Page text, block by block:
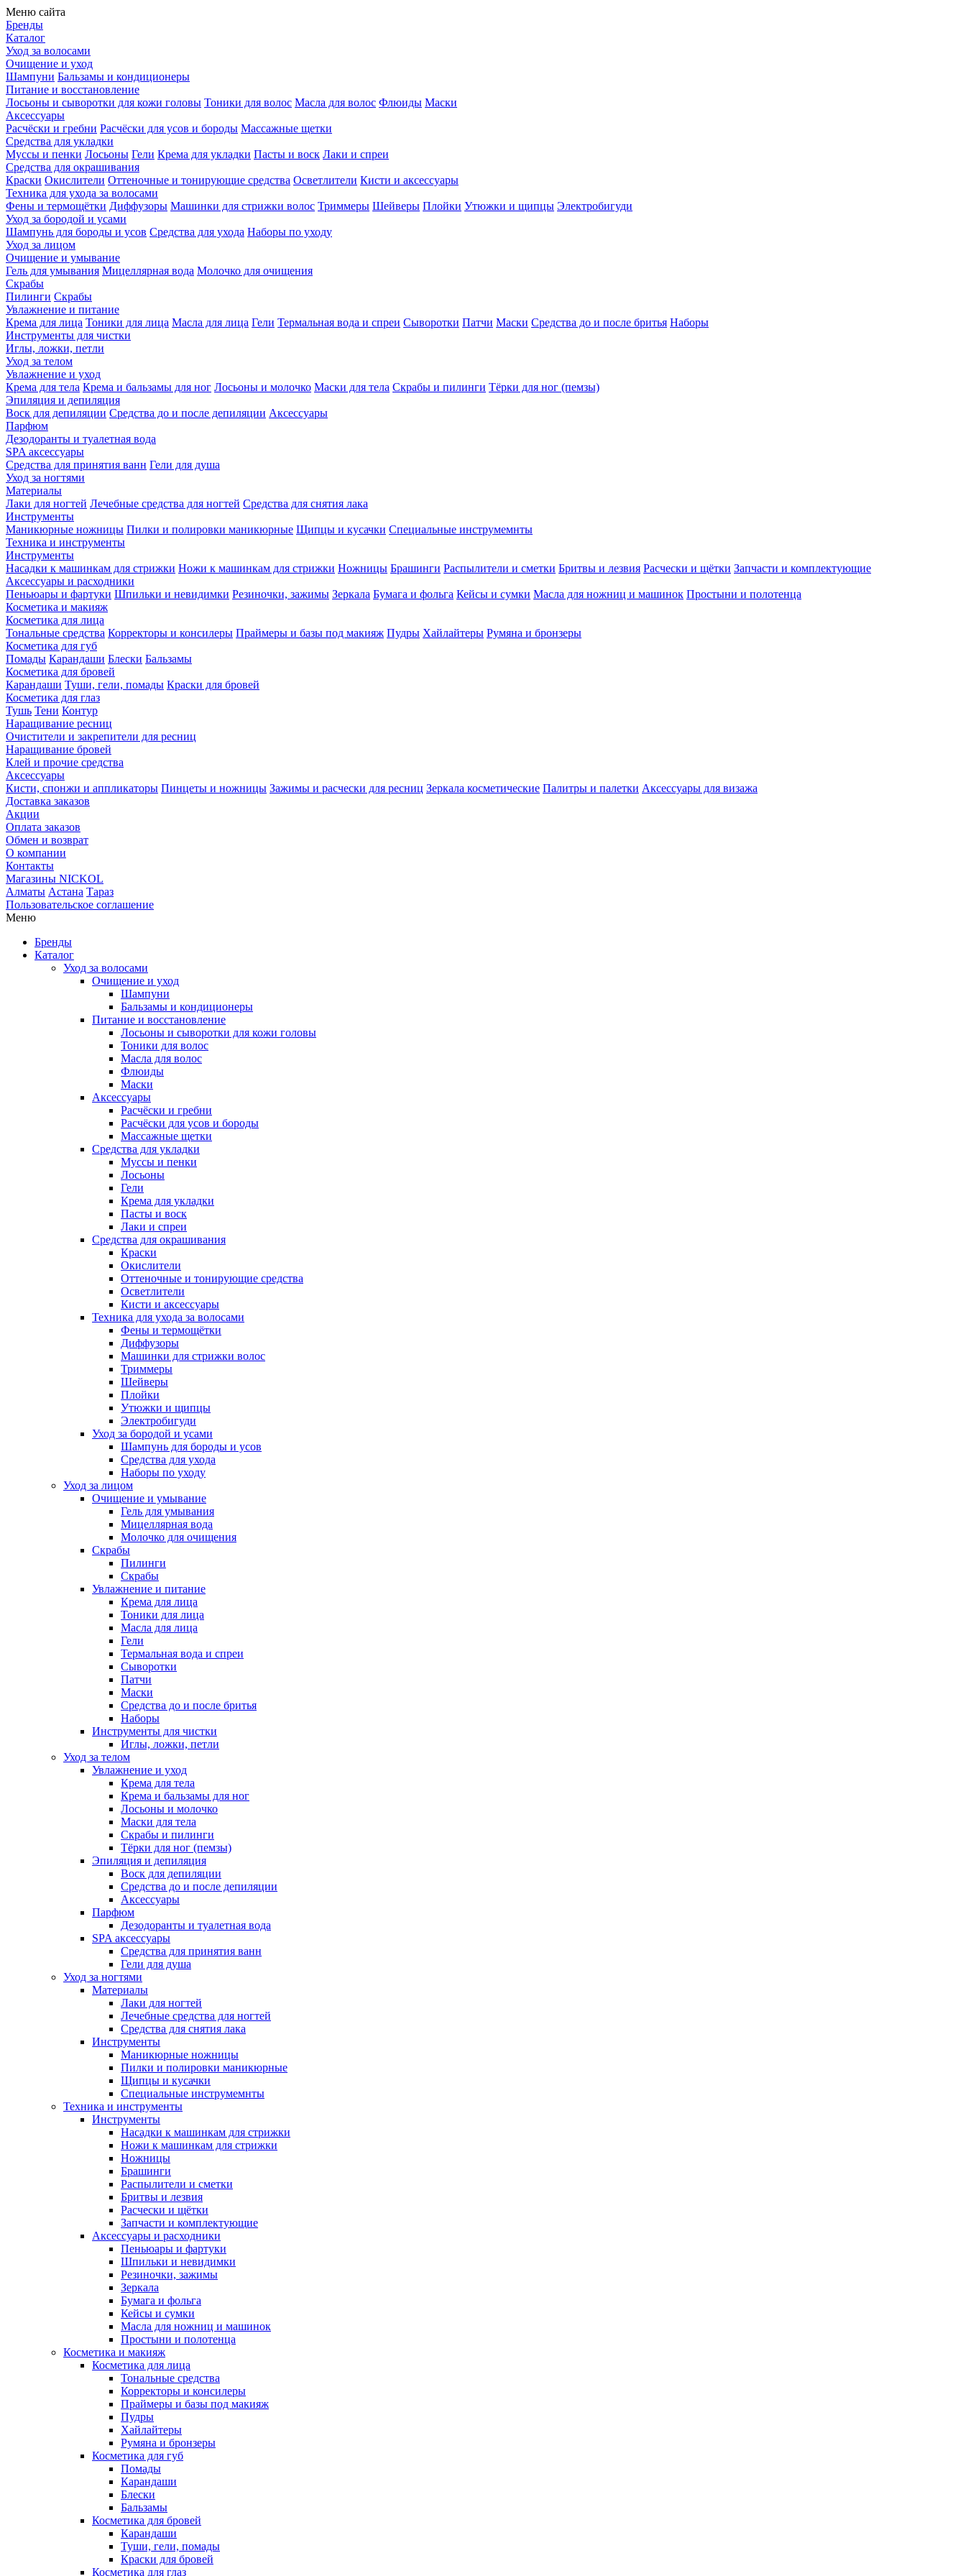
Меню сайта
Бренды
Каталог
Уход за волосами
Очищение и уход
Шампуни Бальзамы и кондиционеры
Питание и восстановление
Лосьоны и сыворотки для кожи головы Тоники для волос Масла для волос Флюиды Маски
Аксессуары
Расчёски и гребни Расчёски для усов и бороды Массажные щетки
Средства для укладки
Муссы и пенки Лосьоны Гели Крема для укладки Пасты и воск Лаки и спреи
Средства для окрашивания
Краски Окислители Оттеночные и тонирующие средства Осветлители Кисти и аксессуары
Техника для ухода за волосами
Фены и термощётки Диффузоры Машинки для стрижки волос Триммеры Шейверы Плойки Утюжки и щипцы Электробигуди
Уход за бородой и усами
Шампунь для бороды и усов Средства для ухода Наборы по уходу
Уход за лицом
Очищение и умывание
Гель для умывания Мицеллярная вода Молочко для очищения
Скрабы
Пилинги Скрабы
Увлажнение и питание
Крема для лица Тоники для лица Масла для лица Гели Термальная вода и спреи Сыворотки Патчи Маски Средства до и после бритья Наборы
Инструменты для чистки
Иглы, ложки, петли
Уход за телом
Увлажнение и уход
Крема для тела Крема и бальзамы для ног Лосьоны и молочко Маски для тела Скрабы и пилинги Тёрки для ног (пемзы)
Эпиляция и депиляция
Воск для депиляции Средства до и после депиляции Аксессуары
Парфюм
Дезодоранты и туалетная вода
SPA аксессуары
Средства для принятия ванн Гели для душа
Уход за ногтями
Материалы
Лаки для ногтей Лечебные средства для ногтей Средства для снятия лака
Инструменты
Маникюрные ножницы Пилки и полировки маникюрные Щипцы и кусачки Специальные инструмемнты
Техника и инструменты
Инструменты
Насадки к машинкам для стрижки Ножи к машинкам для стрижки Ножницы Брашинги Распылители и сметки Бритвы и лезвия Расчески и щётки Запчасти и комплектующие
Аксессуары и расходники
Пеньюары и фартуки Шпильки и невидимки Резиночки, зажимы Зеркала Бумага и фольга Кейсы и сумки Масла для ножниц и машинок Простыни и полотенца
Косметика и макияж
Косметика для лица
Тональные средства Корректоры и консилеры Праймеры и базы под макияж Пудры Хайлайтеры Румяна и бронзеры
Косметика для губ
Помады Карандаши Блески Бальзамы
Косметика для бровей
Карандаши Туши, гели, помады Краски для бровей
Косметика для глаз
Тушь Тени Контур
Наращивание ресниц
Очистители и закрепители для ресниц
Наращивание бровей
Клей и прочие средства
Аксессуары
Кисти, спонжи и аппликаторы Пинцеты и ножницы Зажимы и расчески для ресниц Зеркала косметические Палитры и палетки Аксессуары для визажа
Доставка заказов
Акции
Оплата заказов
Обмен и возврат
О компании
Контакты
Магазины NICKOL
Алматы Астана Тараз
Пользовательское соглашение
Меню
Бренды
Каталог
Уход за волосами
Очищение и уход
Шампуни
Бальзамы и кондиционеры
Питание и восстановление
Лосьоны и сыворотки для кожи головы
Тоники для волос
Масла для волос
Флюиды
Маски
Аксессуары
Расчёски и гребни
Расчёски для усов и бороды
Массажные щетки
Средства для укладки
Муссы и пенки
Лосьоны
Гели
Крема для укладки
Пасты и воск
Лаки и спреи
Средства для окрашивания
Краски
Окислители
Оттеночные и тонирующие средства
Осветлители
Кисти и аксессуары
Техника для ухода за волосами
Фены и термощётки
Диффузоры
Машинки для стрижки волос
Триммеры
Шейверы
Плойки
Утюжки и щипцы
Электробигуди
Уход за бородой и усами
Шампунь для бороды и усов
Средства для ухода
Наборы по уходу
Уход за лицом
Очищение и умывание
Гель для умывания
Мицеллярная вода
Молочко для очищения
Скрабы
Пилинги
Скрабы
Увлажнение и питание
Крема для лица
Тоники для лица
Масла для лица
Гели
Термальная вода и спреи
Сыворотки
Патчи
Маски
Средства до и после бритья
Наборы
Инструменты для чистки
Иглы, ложки, петли
Уход за телом
Увлажнение и уход
Крема для тела
Крема и бальзамы для ног
Лосьоны и молочко
Маски для тела
Скрабы и пилинги
Тёрки для ног (пемзы)
Эпиляция и депиляция
Воск для депиляции
Средства до и после депиляции
Аксессуары
Парфюм
Дезодоранты и туалетная вода
SPA аксессуары
Средства для принятия ванн
Гели для душа
Уход за ногтями
Материалы
Лаки для ногтей
Лечебные средства для ногтей
Средства для снятия лака
Инструменты
Маникюрные ножницы
Пилки и полировки маникюрные
Щипцы и кусачки
Специальные инструмемнты
Техника и инструменты
Инструменты
Насадки к машинкам для стрижки
Ножи к машинкам для стрижки
Ножницы
Брашинги
Распылители и сметки
Бритвы и лезвия
Расчески и щётки
Запчасти и комплектующие
Аксессуары и расходники
Пеньюары и фартуки
Шпильки и невидимки
Резиночки, зажимы
Зеркала
Бумага и фольга
Кейсы и сумки
Масла для ножниц и машинок
Простыни и полотенца
Косметика и макияж
Косметика для лица
Тональные средства
Корректоры и консилеры
Праймеры и базы под макияж
Пудры
Хайлайтеры
Румяна и бронзеры
Косметика для губ
Помады
Карандаши
Блески
Бальзамы
Косметика для бровей
Карандаши
Туши, гели, помады
Краски для бровей
Косметика для глаз